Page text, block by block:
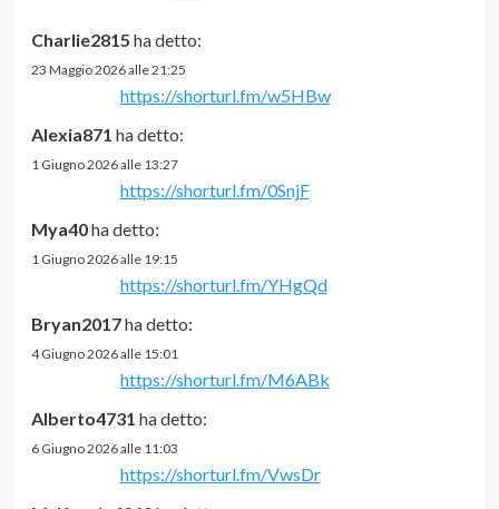
Charlie2815 ha detto:
23 Maggio 2026 alle 21:25
https://shorturl.fm/w5HBw
Alexia871 ha detto:
1 Giugno 2026 alle 13:27
https://shorturl.fm/0SnjF
Mya40ha detto:
1 Giugno 2026 alle 19:15
https://shorturl.fm/YHgQd
Bryan2017ha detto:
4 Giugno 2026 alle 15:01
https://shorturl.fm/M6ABk
Alberto4731 ha detto:
6 Giugno 2026 alle 11:03
https://shorturl.fm/VwsDr